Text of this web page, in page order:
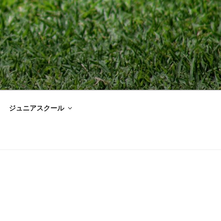
ジュニアスクール